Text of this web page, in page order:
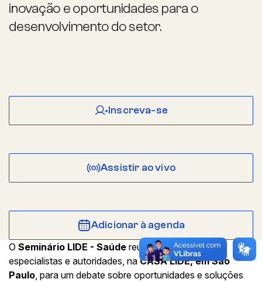
inovação e oportunidades para o
desenvolvimento do setor.
Inscreva-se
Assistir ao vivo
Adicionar à agenda
O Seminário LIDE - Saúde reúne empresários,
especialistas e autoridades, naCASA LIDE, em São
Paulo, para um debate sobre oportunidades e soluções